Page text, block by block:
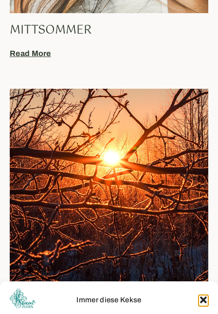
Immer diese Kekse
MITTSOMMER
Read More